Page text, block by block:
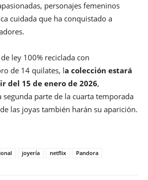
personajes femeninos
cuidada que ha conquistado a
ley 100% reciclada con
de 14 quilates, la colección estará
del 15 de enero de 2026,
segunda parte de la cuarta temporada
las joyas también harán su aparición.
joyería netflix Pandora